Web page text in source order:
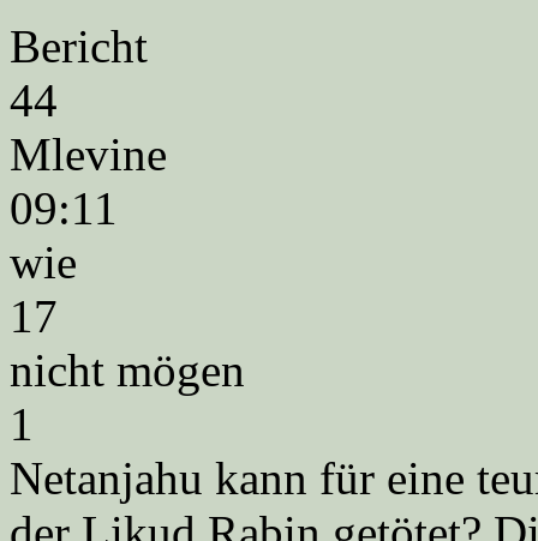
Bericht
44
Mlevine
09:11
wie
17
nicht mögen
1
Netanjahu kann für eine